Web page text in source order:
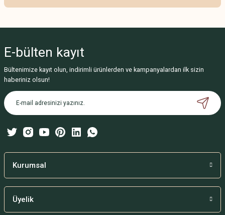
Görüş ve önerileriniz için teşekkür ederiz.
Ürün resmi kalitesiz, bozuk veya görüntülenemiyor.
Ürün açıklamasında eksik bilgiler bulunuyor.
Ürün bilgilerinde hatalar bulunuyor.
Bu ürüne benzer farklı alternatifler olmalı.
E-bülten kayıt
Bültenimize kayıt olun, indirimli ürünlerden ve kampanyalardan ilk sizin
haberiniz olsun!
Kurumsal
Üyelik